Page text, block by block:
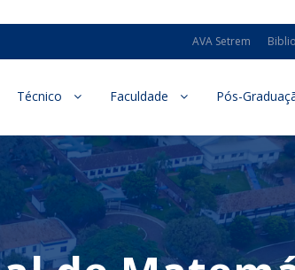
AVA Setrem
Técnico Faculdade Pós-